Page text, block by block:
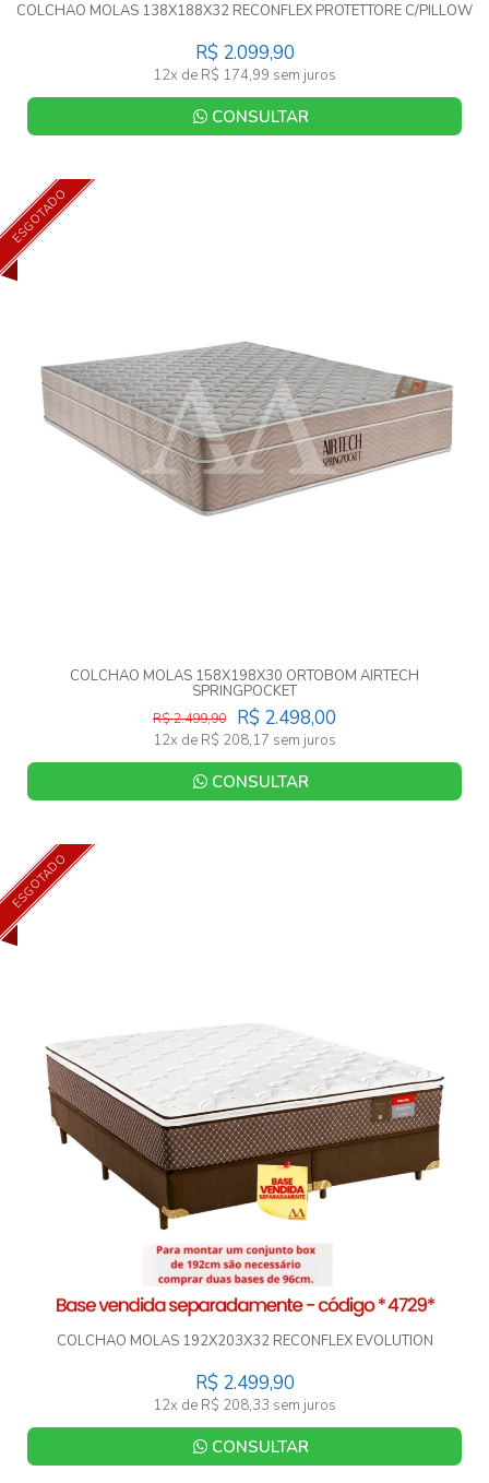
COLCHAO MOLAS 138X188X32 RECONFLEX PROTETTORE C/PILLOW
R$ 2.099,90
12x de R$ 174,99 sem juros
CONSULTAR
ESGOTADO
COLCHAO MOLAS 158X198X30 ORTOBOM AIRTECH
SPRINGPOCKET
R$ 2.498,00
R$ 2.499,90
12x de R$ 208,17 sem juros
CONSULTAR
ESGOTADO
COLCHAO MOLAS 192X203X32 RECONFLEX EVOLUTION
R$ 2.499,90
12x de R$ 208,33 sem juros
CONSULTAR